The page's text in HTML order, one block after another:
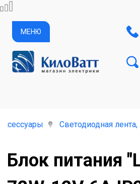
МЕНЮ
Светодиодная
Блок питания